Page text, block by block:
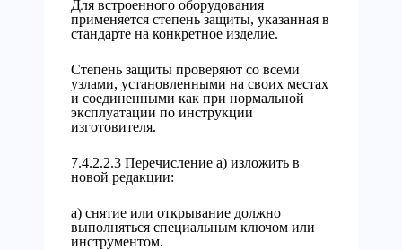
Для встроенного оборудования
применяется степень защиты, указанная в
стандарте на конкретное изделие.
Степень защиты проверяют со всеми
узлами, установленными на своих местах
и соединенными как при нормальной
эксплуатации по инструкции
изготовителя.
7.4.2.2.3 Перечисление а) изложить в
новой редакции:
а) снятие или открывание должно
выполняться специальным ключом или
инструментом.